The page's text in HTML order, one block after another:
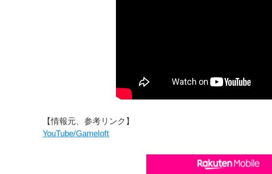
【情報元、参考リンク】
YouTube/Gameloft